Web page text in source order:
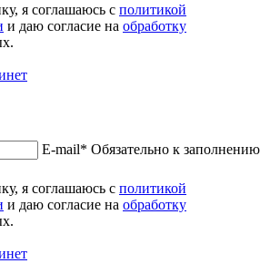
я соглашаюсь с политикой
и даю согласие на обработку
E-mail* Обязательно к заполнению
я соглашаюсь с политикой
и даю согласие на обработку